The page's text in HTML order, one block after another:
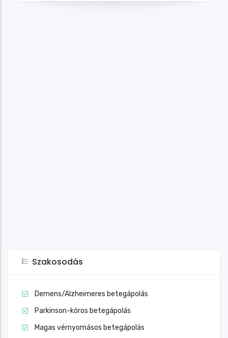
Szakosodás
Demens/Alzheimeres betegápolás
Parkinson-kóros betegápolás
Magas vérnyomásos betegápolás